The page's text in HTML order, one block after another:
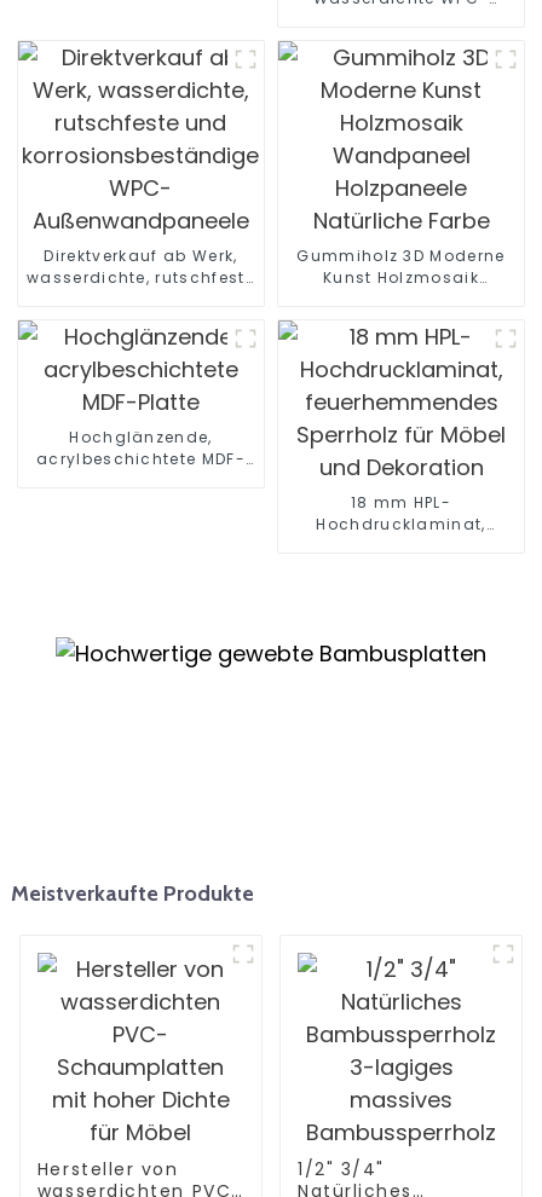
WPC-Platten Dekorative
Holz-Kunststoff-
Verbundwandplatte
Direktverkauf ab Werk,
wasserdichte, rutschfeste
WPC-Außenwandpaneele
Gummiholz ​​3D Moderne
Kunst Holzmosaik
Hochglänzende,
acrylbeschichtete MDF-
18 mm HPL-
Hochdrucklaminat,
Meistverkaufte Produkte
Hersteller von
wasserdichten PVC-
1/2" 3/4"
Natürliches